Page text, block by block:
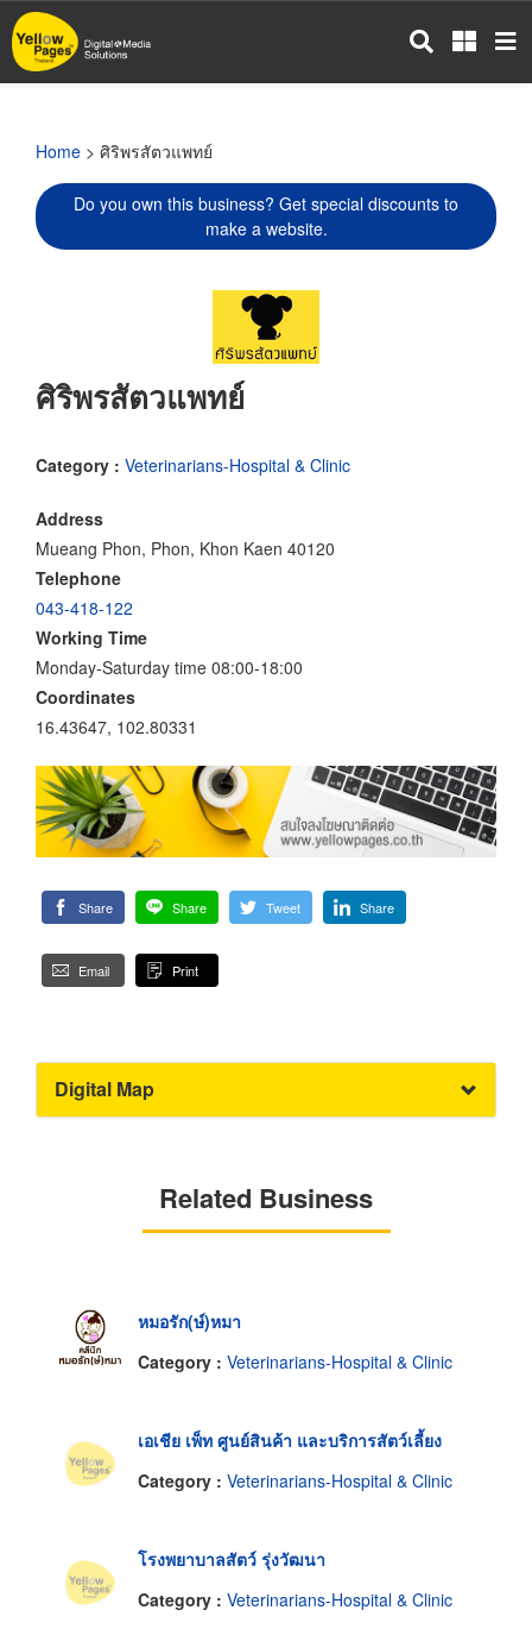
Skip
to
main
Home > ศิริพรสัตวแพทย์
Do you own this business? Get special discounts to
make a website.
ศิริพรสัตวแพทย์
Category : Veterinarians-Hospital & Clinic
Address
Mueang Phon, Phon, Khon Kaen 40120
Telephone
043-418-122
Working Time
Monday-Saturday time 08:00-18:00
Coordinates
16.43647, 102.80331
Share Share Tweet Share
Email Print
Digital Map
Related Business
หมอรัก(ษ์)หมา
Category : Veterinarians-Hospital & Clinic
เอเชีย เพ็ท ศูนย์สินค้า และบริการสัตว์เลี้ยง
Category : Veterinarians-Hospital & Clinic
โรงพยาบาลสัตว์ รุ่งวัฒนา
Category : Veterinarians-Hospital & Clinic